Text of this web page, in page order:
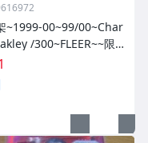
~1999-00~99/00~Char
/300~FLEER~~限
1